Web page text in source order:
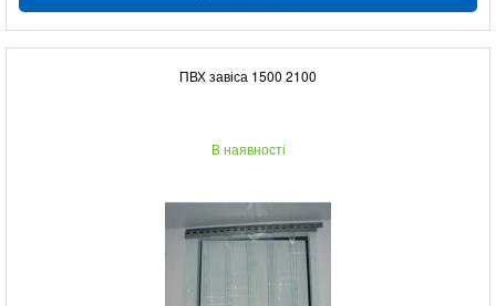
ПВХ завіса 1500 2100
В наявності